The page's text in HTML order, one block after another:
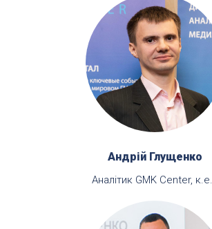
Андрій Глущенко
Аналітик GMK Center,